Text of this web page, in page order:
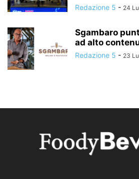
Redazione 5 - 24
Sgambaro
ad alto
Redazione 5 - 23